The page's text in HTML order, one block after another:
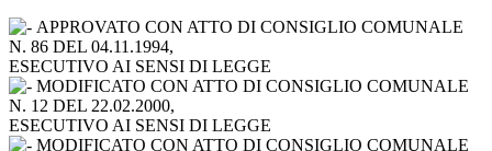
APPROVATO CON ATTO DI CONSIGLIO COMUNALE
N. 86 DEL 04.11.1994,
ESECUTIVO AI SENSI DI LEGGE
MODIFICATO CON ATTO DI CONSIGLIO COMUNALE
N. 12 DEL 22.02.2000,
ESECUTIVO AI SENSI DI LEGGE
MODIFICATO CON ATTO DI CONSIGLIO COMUNALE